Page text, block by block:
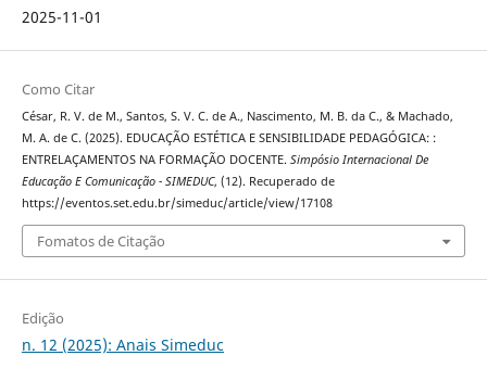
2025-11-01
Como Citar
César, R. V. de M., Santos, S. V. C. de A., Nascimento, M. B. da C., & Machado,
M. A. de C. (2025). EDUCAÇÃO ESTÉTICA E SENSIBILIDADE PEDAGÓGICA: :
ENTRELAÇAMENTOS NA FORMAÇÃO DOCENTE. Simpósio Internacional De
Educação E Comunicação - SIMEDUC, (12). Recuperado de
https://eventos.set.edu.br/simeduc/article/view/17108
Fomatos de Citação
Edição
n. 12 (2025): Anais Simeduc